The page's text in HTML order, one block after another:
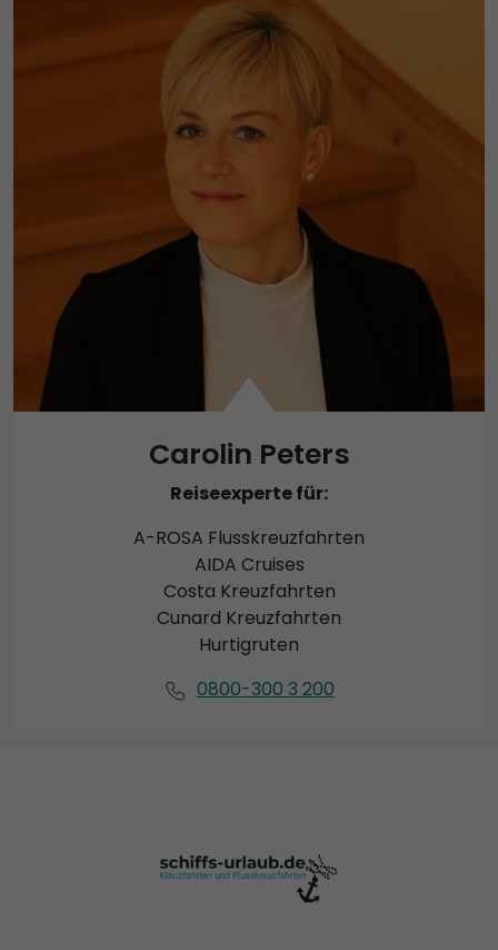
Carolin Peters
Reiseexperte für:
A-ROSA Flusskreuzfahrten
AIDA Cruises
Costa Kreuzfahrten
Cunard Kreuzfahrten
Hurtigruten
0800-300 3 200